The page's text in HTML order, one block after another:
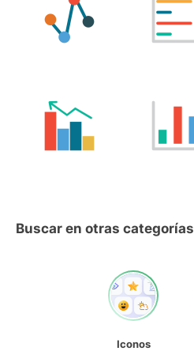
Buscar en otras categorías
Iconos